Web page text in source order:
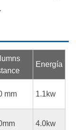
Energía
mm 1.1kw
4.0kw